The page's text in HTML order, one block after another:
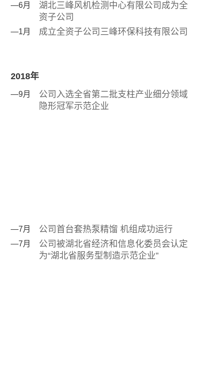
—6月
湖北三峰风机检测中心有限公司成为全
资子公司
—1月 成立全资子公司三峰环保科技有限公司
2018年
—9月
公司入选全省第二批支柱产业细分领域
隐形冠军示范企业
—7月 公司首台套热泵精馏 机组成功运行
—7月
公司被湖北省经济和信息化委员会认定
为“湖北省服务型制造示范企业”